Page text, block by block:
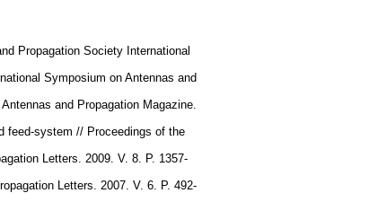
Propagation Society International
Symposium on Antennas and
and Propagation Magazine.
feed-system // Proceedings of the
Letters. 2009. V. 8. P. 1357-
Letters. 2007. V. 6. P. 492-